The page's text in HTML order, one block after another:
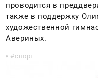
проводится в
также в поддержку
художественной
Авериных.
спорт